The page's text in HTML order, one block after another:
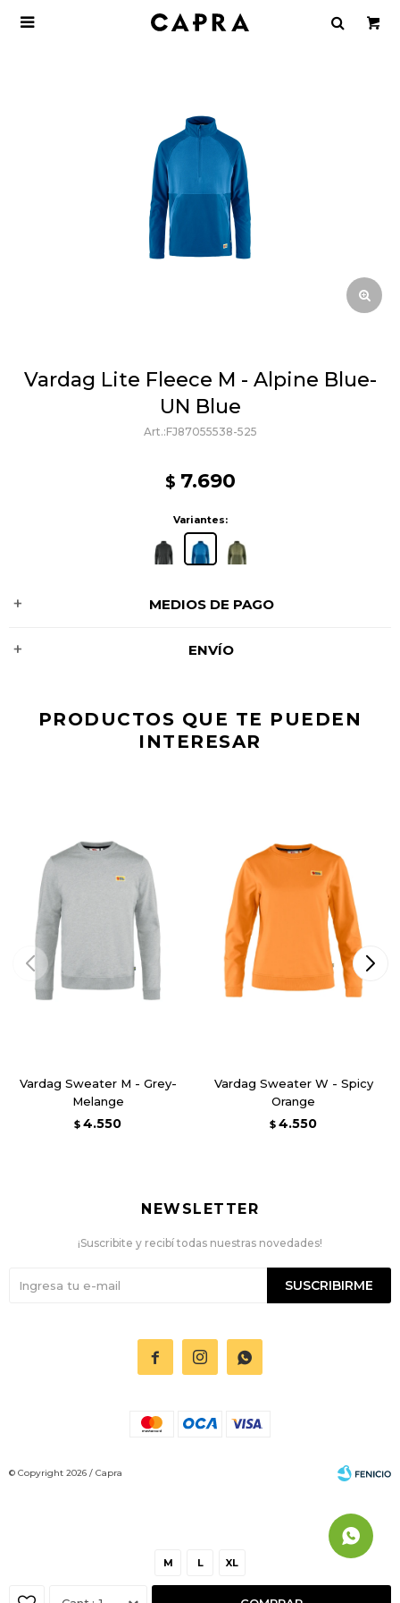

Vardag Lite Fleece M - Alpine Blue-
UN Blue
FJ87055538-525
$ 7.690
Variantes:
M L XL
MEDIOS DE PAGO
ENVÍO
PRODUCTOS QUE TE PUEDEN
INTERESAR
Vardag Sweater M - Grey-
Melange
$ 4.550
Vardag Sweater W - Spicy
Orange
$ 4.550
  
NEWSLETTER
¡Suscribite y recibí todas nuestras novedades!
SUSCRIBIRME
© Copyright 2026 / Capra